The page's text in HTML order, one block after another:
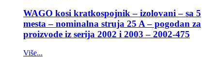
WAGO kosi kratkospojnik – izolovani – sa 5
mesta – nominalna struja 25 A – pogodan za
proizvode iz serija 2002 i 2003 – 2002-475
Više...